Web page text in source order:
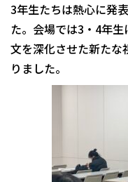
3年生たちは熱心に発
た。会場では3・4年
文を深化させた新たな
りました。